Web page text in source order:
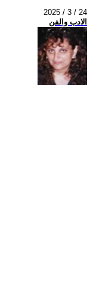
2025 / 3 / 24
الادب والفن